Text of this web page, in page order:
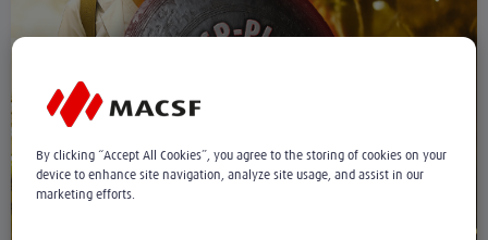
By clicking “Accept All Cookies”, you agree to the storing of cookies on your
device to enhance site navigation, analyze site usage, and assist in our
marketing efforts.